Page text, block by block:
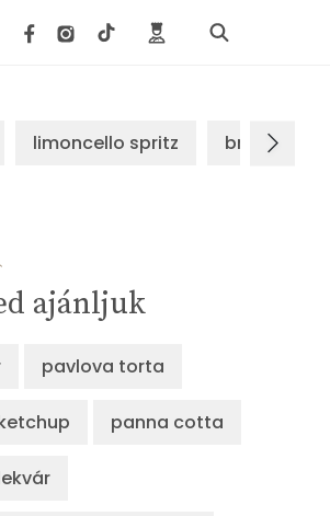
limoncello spritz brassói
ajánljuk
pavlova torta
panna cotta